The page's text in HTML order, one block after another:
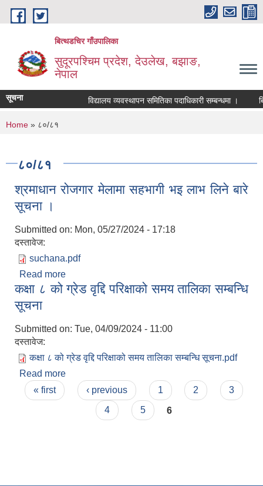
Skip to main content
बित्थडचिर गाँउपालिका
सुदूरपश्चिम प्रदेश, देउलेख, बझाङ,
नेपाल
सूचना विद्यालय व्यवस्थापन समितिका पदाधिकारी सम्बन्धमा ।
You are here
Home » ८०/८१
८०/८१
श्रमाधान रोजगार मेलामा सहभागी भइ लाभ लिने बारे
सूचना ।
Submitted on: Mon, 05/27/2024 - 17:18
दस्तावेज:
suchana.pdf
Read more
सूचना ।
कक्षा ८ को ग्रेड वृद्दि परिक्षाको समय तालिका सम्बन्धि
सूचना
Submitted on: Tue, 04/09/2024 - 11:00
दस्तावेज:
कक्षा ८ को ग्रेड वृद्दि परिक्षाको समय तालिका सम्बन्धि सूचना.pdf
Read more
सूचना
Pages
« first ‹ previous 1 2
3
4
5 6